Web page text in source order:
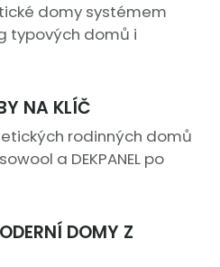
domy systémem
typových domů i
NA KLÍČ
rodinných domů
a DEKPANEL po
DOMY Z